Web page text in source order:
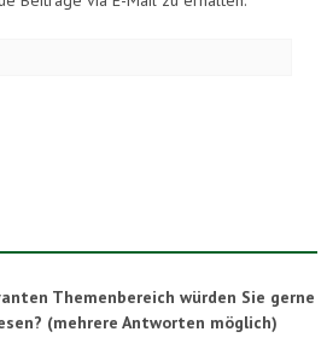
Themenbereich würden Sie gerne
(mehrere Antworten möglich)